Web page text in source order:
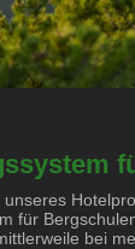
für
bei